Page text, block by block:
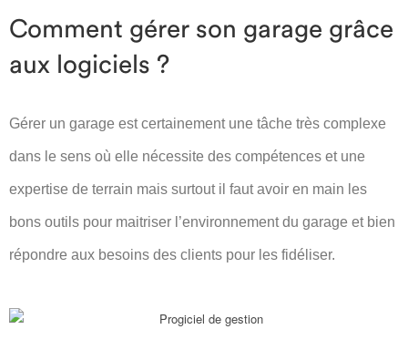
Comment gérer son garage grâce
aux logiciels ?
Gérer un garage est certainement une tâche très complexe
dans le sens où elle nécessite des compétences et une
expertise de terrain mais surtout il faut avoir en main les
bons outils pour maitriser l’environnement du garage et bien
répondre aux besoins des clients pour les fidéliser.